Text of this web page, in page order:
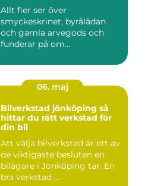
Allt fler ser över
smyckeskrinet, byrålådan
och gamla arvegods och
funderar på om
06. maj
Bilverkstad jönköping så
hittar du rätt verkstad för
din bil
Att välja bilverkstad är ett av
de viktigaste besluten en
bilägare i Jönköping tar. En
bra verkstad ...